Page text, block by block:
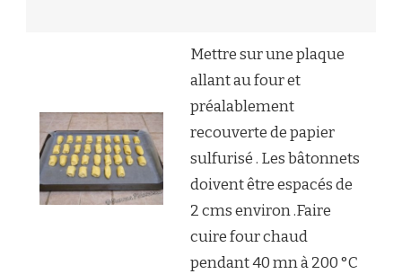
Mettre sur une plaque
allant au four et
préalablement
recouverte de papier
sulfurisé . Les bâtonnets
doivent être espacés de
2 cms environ .Faire
cuire four chaud
pendant 40 mn à 200 °C